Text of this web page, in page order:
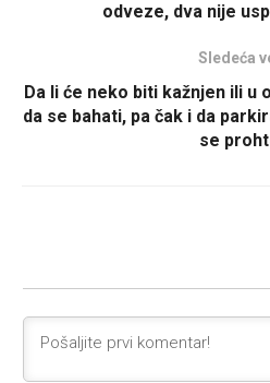
odveze, dva nije
Sledeća
Da li će neko biti kažnjen ili u
da se bahati, pa čak i da
se